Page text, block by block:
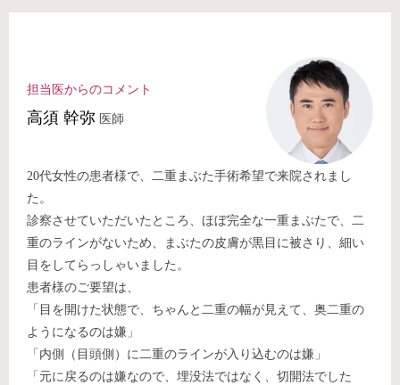
担当医からのコメント
⾼須 幹弥 医師
20代女性の患者様で、二重まぶた手術希望で来院されまし
た。
診察させていただいたところ、ほぼ完全な一重まぶたで、二
重のラインがないため、まぶたの皮膚が黒目に被さり、細い
目をしてらっしゃいました。
患者様のご要望は、
「目を開けた状態で、ちゃんと二重の幅が見えて、奥二重の
ようになるのは嫌」
「内側（目頭側）に二重のラインが入り込むのは嫌」
「元に戻るのは嫌なので、埋没法ではなく、切開法でした